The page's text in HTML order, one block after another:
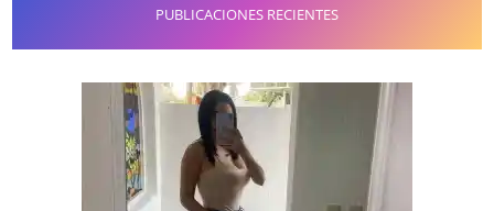
PUBLICACIONES RECIENTES